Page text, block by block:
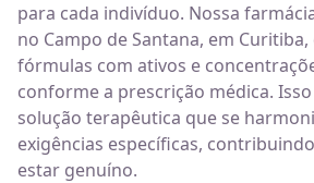
para cada indivíduo. Nossa
no Campo de Santana, em
fórmulas com ativos e
conforme a prescrição médica.
solução terapêutica que se
exigências específicas,
estar genuíno.